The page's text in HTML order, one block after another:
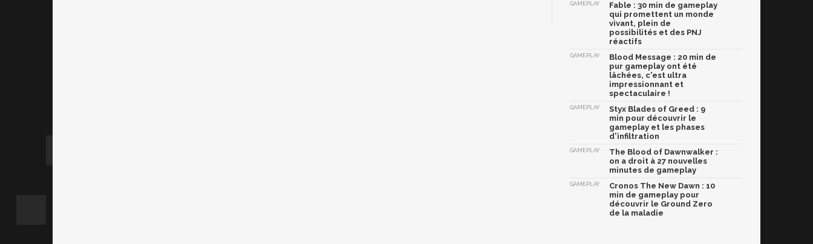
GAMEPLAY
Fable : 30 min de gameplay
qui promettent un monde
vivant, plein de
possibilités et des PNJ
réactifs
GAMEPLAY
Blood Message : 20 min de
pur gameplay ont été
lâchées, c'est ultra
impressionnant et
spectaculaire !
GAMEPLAY
Styx Blades of Greed : 9
min pour découvrir le
gameplay et les phases
d'infiltration
GAMEPLAY
The Blood of Dawnwalker :
on a droit à 27 nouvelles
minutes de gameplay
GAMEPLAY
Cronos The New Dawn : 10
min de gameplay pour
découvrir le Ground Zero
de la maladie